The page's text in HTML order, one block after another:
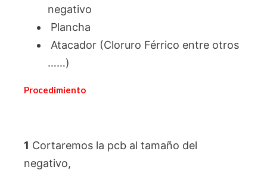
negativo
Plancha
Atacador (Cloruro Férrico entre otros
……)
Procedimiento
1 Cortaremos la pcb al tamaño del
negativo,